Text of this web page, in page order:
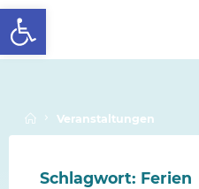
Werkzeugleiste öffnen
Skip
to
content
SCHALLENBERGSCHULE
Home
Veranstaltungen
Schlagwort: Ferien